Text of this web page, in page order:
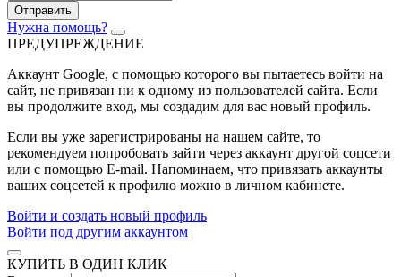
Отправить
Нужна помощь?
ПРЕДУПРЕЖДЕНИЕ
Аккаунт Google, с помощью которого вы пытаетесь войти на
сайт, не привязан ни к одному из пользователей сайта. Если
вы продолжите вход, мы создадим для вас новый профиль.
Если вы уже зарегистрированы на нашем сайте, то
рекомендуем попробовать зайти через аккаунт другой соцсети
или с помощью E-mail. Напоминаем, что привязать аккаунты
ваших соцсетей к профилю можно в личном кабинете.
Войти и создать новый профиль
Войти под другим аккаунтом
КУПИТЬ В ОДИН КЛИК